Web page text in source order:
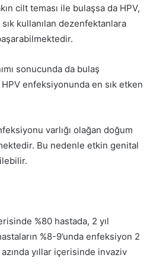
cilt teması ile bulaşsa da HPV,
kullanılan dezenfektanlara
sonucunda da bulaş
enfeksiyonunda en sık etken
varlığı olağan doğum
Bu nedenle etkin genital
%80 hastada, 2 yıl
%8-9’unda enfeksiyon 2
yıllar içerisinde invaziv